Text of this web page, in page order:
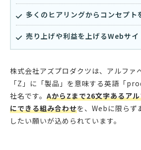
多くのヒアリングからコンセプト
売り上げや利益を上げるWebサイ
株式会社アズプロダクツは、アルファ
「Z」に「製品」を意味する英語「
社名です。 AからZまで26文字あるア
にできる組み合わせを、Webに限らず
したい願いが込められています。